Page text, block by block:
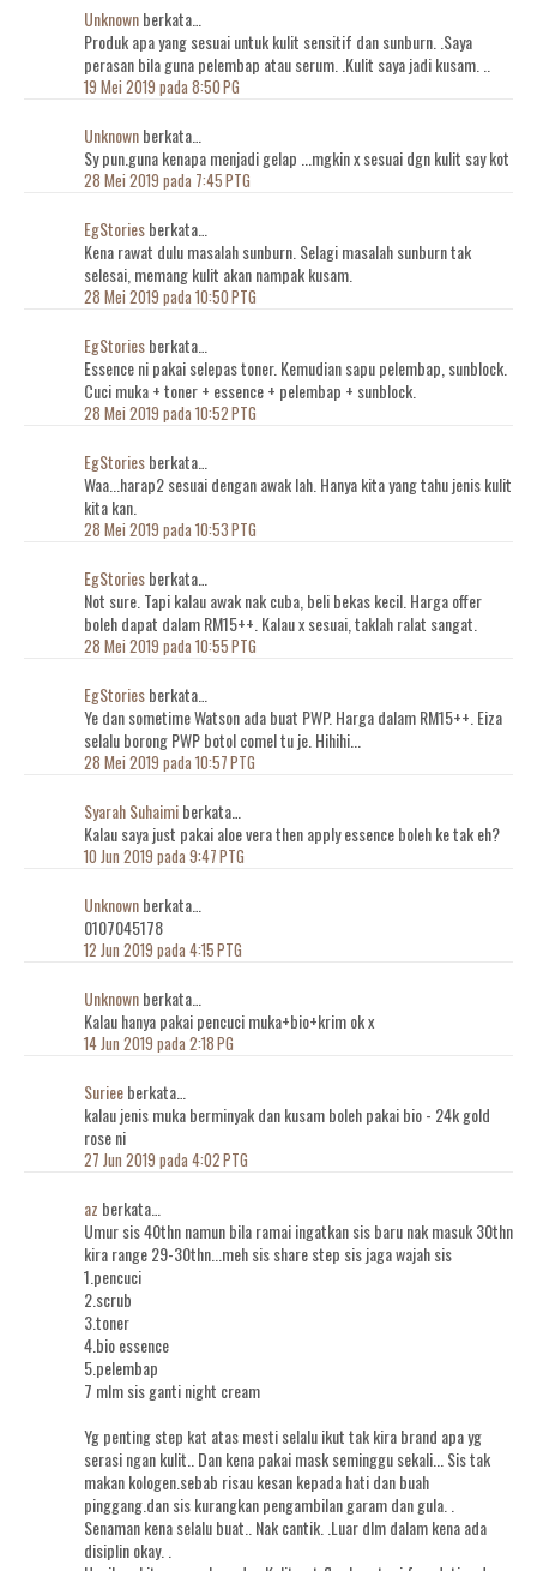
Unknownberkata…
Produk apa yang sesuai untuk kulit sensitif dan sunburn. .Saya
perasan bila guna pelembap atau serum. .Kulit saya jadi kusam. ..
19 Mei 2019 pada 8:50 PG
Unknownberkata…
Sy pun.guna kenapa menjadi gelap ...mgkin x sesuai dgn kulit say kot
28 Mei 2019 pada 7:45 PTG
EgStoriesberkata…
Kena rawat dulu masalah sunburn. Selagi masalah sunburn tak
selesai, memang kulit akan nampak kusam.
28 Mei 2019 pada 10:50 PTG
EgStoriesberkata…
Essence ni pakai selepas toner. Kemudian sapu pelembap, sunblock.
Cuci muka + toner + essence + pelembap + sunblock.
28 Mei 2019 pada 10:52 PTG
EgStoriesberkata…
Waa...harap2 sesuai dengan awak lah. Hanya kita yang tahu jenis kulit
kita kan.
28 Mei 2019 pada 10:53 PTG
EgStoriesberkata…
Not sure. Tapi kalau awak nak cuba, beli bekas kecil. Harga offer
boleh dapat dalam RM15++. Kalau x sesuai, taklah ralat sangat.
28 Mei 2019 pada 10:55 PTG
EgStoriesberkata…
Ye dan sometime Watson ada buat PWP. Harga dalam RM15++. Eiza
selalu borong PWP botol comel tu je. Hihihi...
28 Mei 2019 pada 10:57 PTG
Syarah Suhaimiberkata…
Kalau saya just pakai aloe vera then apply essence boleh ke tak eh?
10 Jun 2019 pada 9:47 PTG
Unknownberkata…
0107045178
12 Jun 2019 pada 4:15 PTG
Unknownberkata…
Kalau hanya pakai pencuci muka+bio+krim ok x
14 Jun 2019 pada 2:18 PG
Surieeberkata…
kalau jenis muka berminyak dan kusam boleh pakai bio - 24k gold
rose ni
27 Jun 2019 pada 4:02 PTG
az berkata…
Umur sis 40thn namun bila ramai ingatkan sis baru nak masuk 30thn
kira range 29-30thn...meh sis share step sis jaga wajah sis
1.pencuci
2.scrub
3.toner
4.bio essence
5.pelembap
7 mlm sis ganti night cream
Yg penting step kat atas mesti selalu ikut tak kira brand apa yg
serasi ngan kulit.. Dan kena pakai mask seminggu sekali... Sis tak
makan kologen.sebab risau kesan kepada hati dan buah
pinggang.dan sis kurangkan pengambilan garam dan gula. .
Senaman kena selalu buat.. Nak cantik. .Luar dlm dalam kena ada
disiplin okay. .